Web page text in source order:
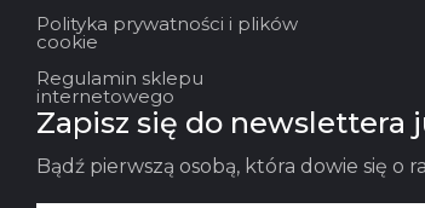
Polityka prywatności i plików
cookie
Regulamin sklepu
internetowego
Zapisz się do newslettera
Bądź pierwszą osobą, która dowie się o